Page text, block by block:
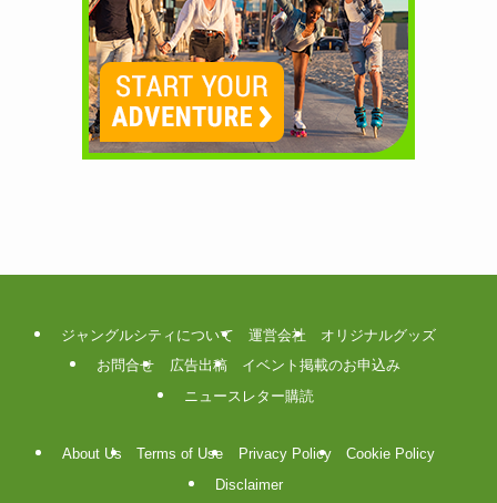
ジャングルシティについて 運営会社
オリジナルグッズ
お問合せ
広告出稿
イベント掲載のお申込み
ニュースレター購読
About Us Terms of Use Privacy Policy
Cookie Policy
Disclaimer